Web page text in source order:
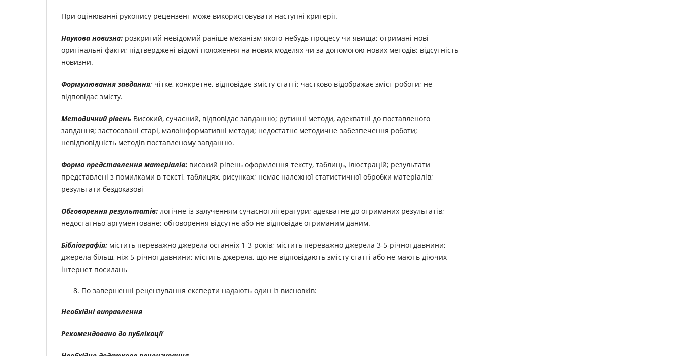
При оцінюванні рукопису рецензент може використовувати наступні критерії.
Наукова новизна: розкритий невідомий раніше механізм якого-небудь процесу чи явища; отримані нові
оригінальні факти; підтверджені відомі положення на нових моделях чи за допомогою нових методів; відсутність
новизни.
Формулювання завдання: чітке, конкретне, відповідає змісту статті; частково відображає зміст роботи; не
відповідає змісту.
Методичний рівень Високий, сучасний, відповідає завданню; рутинні методи, адекватні до поставленого
завдання; застосовані старі, малоінформативні методи; недостатнє методичне забезпечення роботи;
невідповідність методів поставленому завданню.
Форма представлення матеріалів: високий рівень оформлення тексту, таблиць, ілюстрацій; результати
представлені з помилками в тексті, таблицях, рисунках; немає належної статистичної обробки матеріалів;
результати бездоказові
Обговорення результатів: логічне із залученням сучасної літератури; адекватне до отриманих результатів;
недостатньо аргументоване; обговорення відсутнє або не відповідає отриманим даним.
Бібліографія: містить переважно джерела останніх 1-3 років; містить переважно джерела 3-5-річної давнини;
джерела більш, ніж 5-річної давнини; містить джерела, що не відповідають змісту статті або не мають діючих
інтернет посилань
По завершенні рецензування експерти надають один із висновків:
Необхідні виправлення
Рекомендовано до публікації